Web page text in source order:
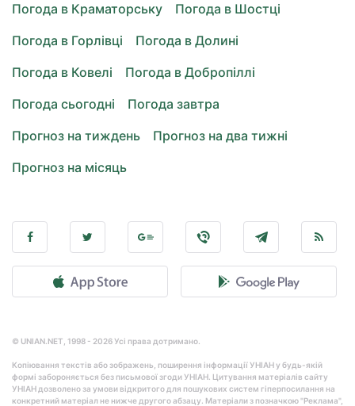
Погода в Краматорську
Погода в Шостці
Погода в Горлівці
Погода в Долині
Погода в Ковелі
Погода в Добропіллі
Погода сьогодні
Погода завтра
Прогноз на тиждень
Прогноз на два тижні
Прогноз на місяць
© UNIAN.NET, 1998 - 2026 Усі права дотримано.
Копіювання текстів або зображень, поширення інформації УНІАН у будь-якій
формі забороняється без письмової згоди УНІАН. Цитування матеріалів сайту
УНІАН дозволено за умови відкритого для пошукових систем гіперпосилання на
конкретний матеріал не нижче другого абзацу. Матеріали з позначкою "Реклама",